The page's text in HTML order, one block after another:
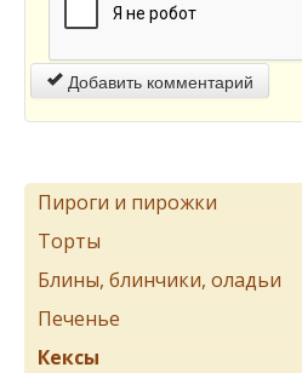
Добавить комментарий
Пироги и пирожки
Торты
Блины, блинчики, оладьи
Печенье
Кексы